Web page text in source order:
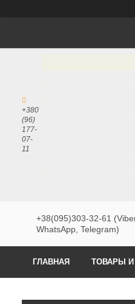
+380
(96)
177-
07-
11
+38(095)303-32-61
WhatsApp, Telegram)
ГЛАВНАЯ ТОВАРЫ И